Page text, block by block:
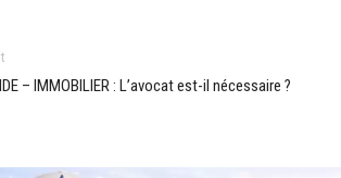
– IMMOBILIER : L’avocat est-il nécessaire ?